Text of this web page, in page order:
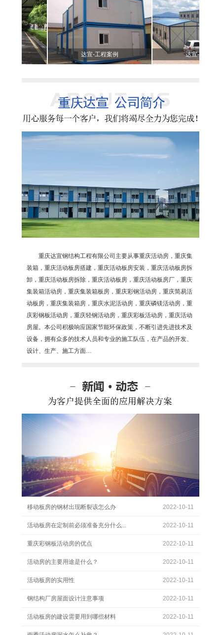
达宣-工程案例 达宣-工程案例
重庆达宣钢结构工程有限公司主要从事重庆活动房，重庆集
装箱，重庆活动板房搭建，重庆活动板房安装，重庆活动板房拆
卸，重庆活动板房拆除，重庆活动板房，重庆活动板房厂，重庆
集装箱活动房，重庆集装箱板房，重庆彩钢活动房，重庆简易活
动板房，重庆集装箱房，重庆水泥活动房，重庆磷镁活动房，重
庆彩钢板活动房，重庆轻钢活动房，重庆彩板活动房，重庆活动
房屋。本公司积极响应国家节能环保政策，不断引进先进技术及
设备，拥有众多的技术人员和专业的施工队伍，在产品的开发、
设计、生产、施工方面…
2022-10-11
移动板房的钢材出现断裂该怎么办
2022-10-11
活动板房在定制前必须准备充分什么...
2022-10-11
重庆彩钢板活动房的优点
2022-10-11
活动房的主要用途是什么？
2022-10-11
活动板房的实用性
2022-10-11
钢结构厂房屋面设计注意事项
2022-10-11
活动板房的建设需要用到哪些材料